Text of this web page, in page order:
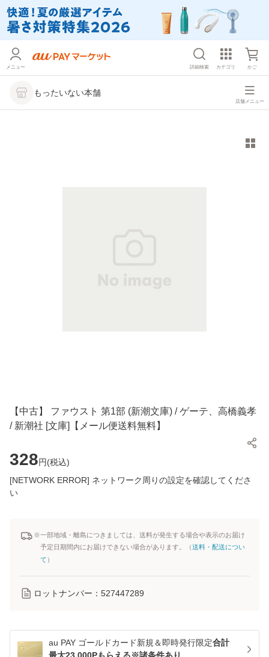
メニュー 詳細検索 カテゴリ かご
もったいない本舗
店舗メニュー
【中古】 ファウスト 第1部 (新潮文庫) / ゲーテ、高橋義孝
/ 新潮社 [文庫]【メール便送料無料】
328円(税込)
[NETWORK ERROR] ネットワーク周りの設定を確認してくださ
い
※一部地域・離島につきましては、送料が発生する場合や表示のお届け
予定日期間内にお届けできない場合があります。（送料・配送につい
て ）
ロットナンバー： 527447289
au PAY ゴールドカード新規＆即時発行限定合計